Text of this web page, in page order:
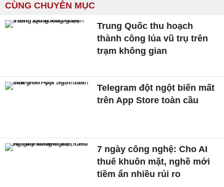
CÙNG CHUYÊN MỤC
Trung Quốc thu hoạch
thành công lúa vũ trụ trên
trạm không gian
Telegram đột ngột biến mất
trên App Store toàn cầu
7 ngày công nghệ: Cho AI
thuê khuôn mặt, nghề mới
tiềm ẩn nhiều rủi ro